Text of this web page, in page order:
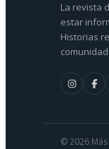
La revista
estar
Historias
© 2026